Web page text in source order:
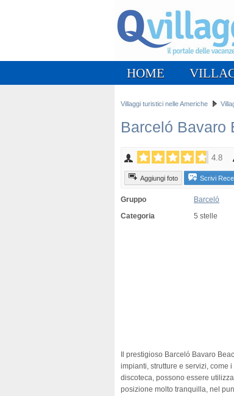
HOME
Villaggi turistici nelle Americhe
Barceló Bavaro
4.8
Aggiungi foto Scrivi
Gruppo Barceló
Categoria 5 stelle
Il prestigioso Barceló Bavaro
impianti, strutture e servizi, come
discoteca, possono essere
posizione molto tranquilla, nel